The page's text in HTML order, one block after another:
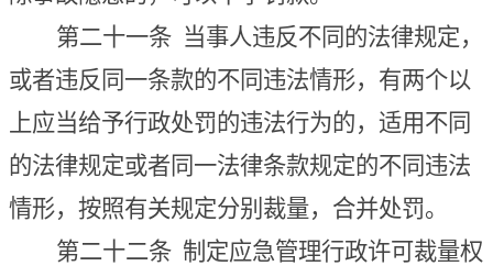
第二十一条当事人违反不同的法律规定，
或者违反同一条款的不同违法情形，有两个以
上应当给予行政处罚的违法行为的，适用不同
的法律规定或者同一法律条款规定的不同违法
情形， 按照有关规定分别裁量，合并处罚。
第二十二条制定应急管理行政许可裁量权